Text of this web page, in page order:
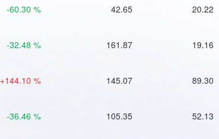
-60.30 % 42.65 20.22
-32.48 % 161.87 19.16
+144.10 % 145.07 89.30
-36.46 % 105.35 52.13